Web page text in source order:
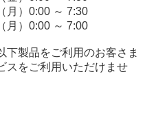
0:00 ～ 7:30
0:00 ～ 7:00
下製品をご利用のお客さま
スをご利用いただけませ